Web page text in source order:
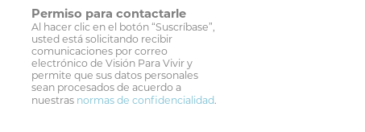
Permiso para contactarle
Al hacer clic en el botón “Suscríbase”,
usted está solicitando recibir
comunicaciones por correo
electrónico de Visión Para Vivir y
permite que sus datos personales
sean procesados de acuerdo a
nuestras normas de confidencialidad.